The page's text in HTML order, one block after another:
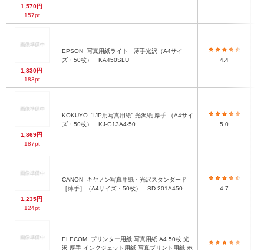
1,570円
157pt
1,830円
183pt
EPSON
ズ・50枚） KA450SLU
4.4
1,869円
187pt
KOKUYO
ズ・50枚） KJ-G13A4-50
5.0
1,235円
124pt
CANON
［薄手］（A4サイズ・50枚） SD-201A450
4.7
ELECOM
沢 厚手 インクジェット用紙 写真プリント用紙 ホ